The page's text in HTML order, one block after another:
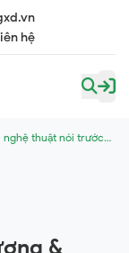
hệ
nghệ thuật nói trước
&